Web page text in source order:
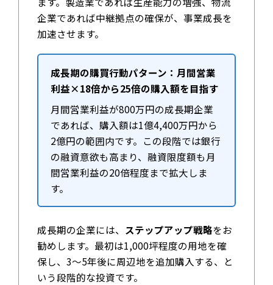
企業であれば中継拠点の確保が、事業成長を
加速させます。
成長期の購買行動パターン：月間営業
利益×18倍から25倍の購入額を目指す
月間営業利益が800万円の成長期企業
であれば、購入額は1億4,400万円から
2億円の範囲内です。この段階では銀行
の融資意欲も高まり、融資限度額も月
間営業利益の20倍程度まで拡大しま
す。
成長期の企業には、 ステップアップ戦略をお
勧めします。最初は1,000坪程度の用地を確
保し、3～5年後に周辺地を追加購入する、と
いう段階的な投資です。